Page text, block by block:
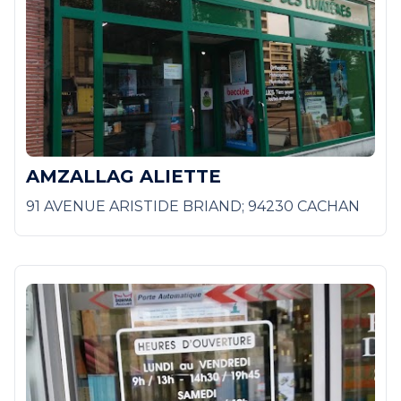
AMZALLAG ALIETTE
91 AVENUE ARISTIDE BRIAND; 94230 CACHAN